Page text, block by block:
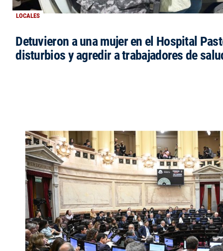
LOCALES
Detuvieron a una mujer en el Hospital
disturbios y agredir a trabajadores de